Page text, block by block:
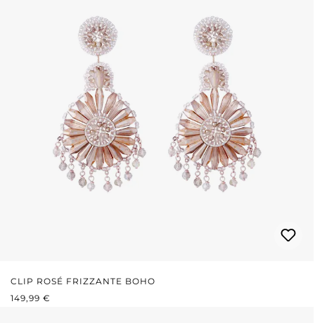
CLIP ROSÉ FRIZZANTE BOHO
PREZZO NORMALE:
149,99 €